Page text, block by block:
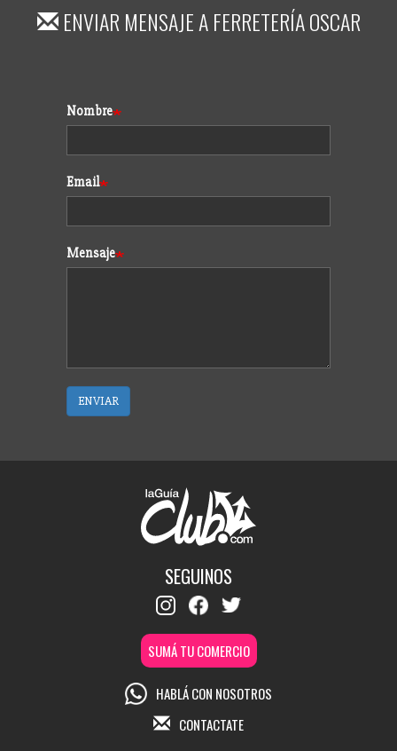
ENVIAR MENSAJE AFERRETERÍA OSCAR
Formulario
Nombre
Email
Mensaje
ENVIAR
SEGUINOS
SUMÁ TU COMERCIO
HABLÁ CON NOSOTROS
CONTACTATE